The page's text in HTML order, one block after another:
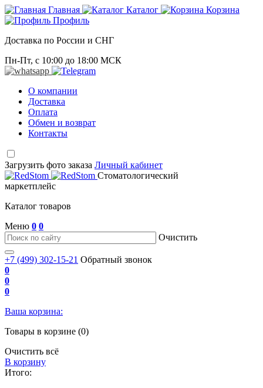
Главная Каталог
Корзина
Профиль
Доставка по России и СНГ
Пн-Пт, с 10:00 до 18:00 МСК
О компании
Доставка
Оплата
Обмен и возврат
Контакты
Загрузить фото заказа Личный кабинет
Стоматологический
маркетплейс
Каталог товаров
Меню 0 0
Очистить
+7 (499) 302-15-21 Обратный звонок
0
0
0
Ваша корзина:
Товары в корзине (0)
Очистить всё
В корзину
Итого: